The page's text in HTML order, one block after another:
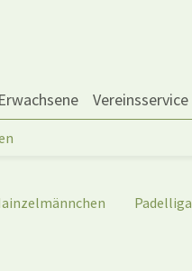
Erwachsene Vereinsservice
Padelliga